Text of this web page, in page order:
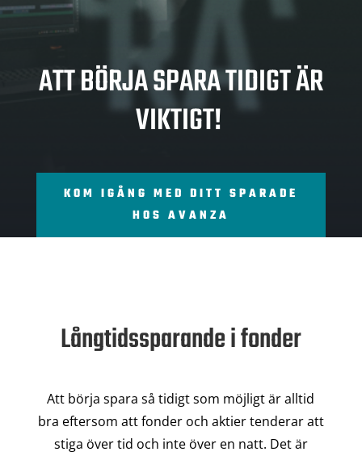
RA
ATT BÖRJA SPARA TIDIGT ÄR
VIKTIGT!
KOM IGÅNG MED DITT SPARADE
HOS AVANZA
Långtidssparande i fonder
Att börja spara så tidigt som möjligt är alltid
bra eftersom att fonder och aktier tenderar att
stiga över tid och inte över en natt. Det är